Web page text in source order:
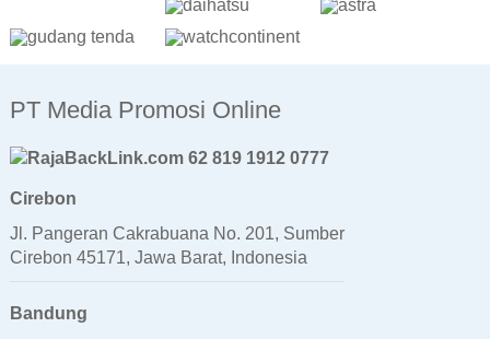
PT Media Promosi Online
62 819 1912 0777
Cirebon
Jl. Pangeran Cakrabuana No. 201, Sumber
Cirebon 45171, Jawa Barat, Indonesia
Bandung